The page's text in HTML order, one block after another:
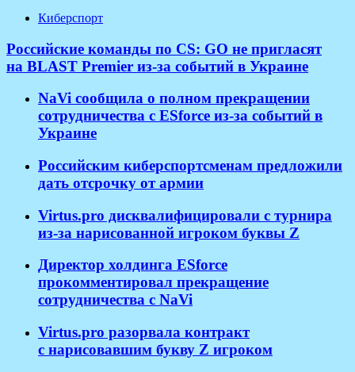
Киберспорт
Российские команды по CS: GO не пригласят
на BLAST Premier из-за событий в Украине
NaVi сообщила о полном прекращении
сотрудничества с ESforce из-за событий в
Украине
Российским киберспортсменам предложили
дать отсрочку от армии
Virtus.pro дисквалифицировали с турнира
из-за нарисованной игроком буквы Z
Директор холдинга ESforce
прокомментировал прекращение
сотрудничества с NaVi
​Virtus.pro разорвала контракт
с нарисовавшим букву Z игроком